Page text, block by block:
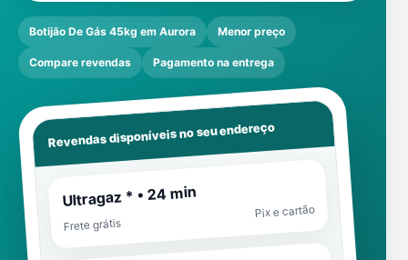
Botijão De Gás 45kg em Aurora Menor preço
Compare revendas Pagamento na entrega
Revendas disponíveis no seu endereço
Ultragaz * • 24 min
Frete grátis
Pix e cartão